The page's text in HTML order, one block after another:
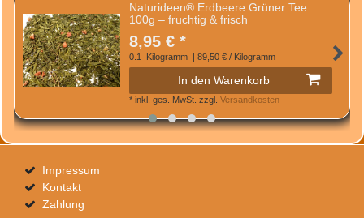
Naturideen® Erdbeere Grüner Tee
100g – fruchtig & frisch
8,95 € *
0.1 Kilogramm | 89,50 € / Kilogramm
In den Warenkorb
* inkl. ges. MwSt. zzgl. Versandkosten
Impressum
Kontakt
Zahlung